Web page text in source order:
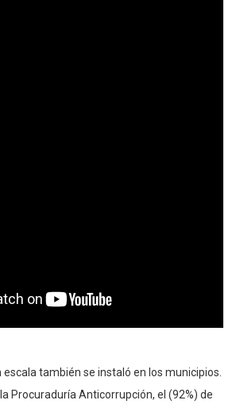
escala también se instaló en los municipios.
Procuraduría Anticorrupción, el (92%) de